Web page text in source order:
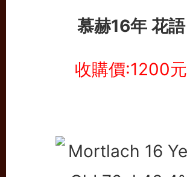
慕赫16年 花語
收購價:1200元